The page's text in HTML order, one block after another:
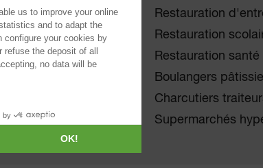
Restauration
Restauration
Restauration santé
Boulangers
Charcutiers
Supermarchés